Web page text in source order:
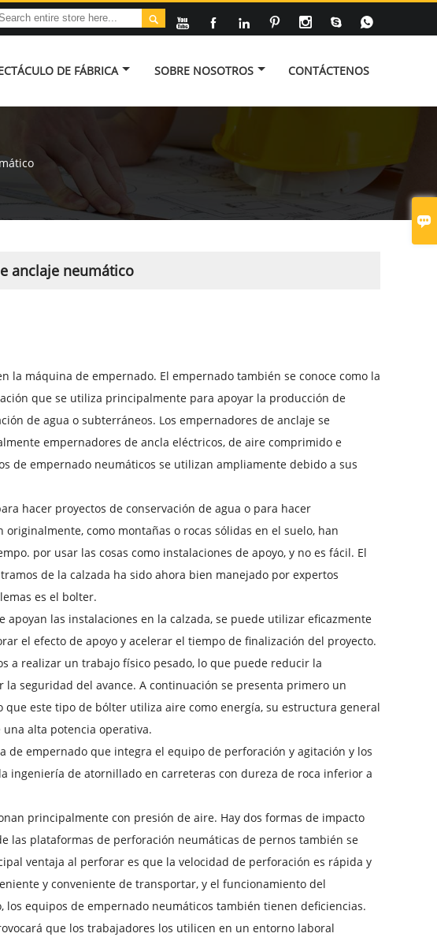

      

DE FÁBRICA SOBRE NOSOTROS CONTÁCTENOS
anclaje neumático
la máquina de empernado. El empernado también se conoce como la
que se utiliza principalmente para apoyar la producción de
de agua o subterráneos. Los empernadores de anclaje se
empernadores de ancla eléctricos, de aire comprimido e
de empernado neumáticos se utilizan ampliamente debido a sus
hacer proyectos de conservación de agua o para hacer
como montañas o rocas sólidas en el suelo, han
por usar las cosas como instalaciones de apoyo, y no es fácil. El
de la calzada ha sido ahora bien manejado por expertos
es el bolter.
las instalaciones en la calzada, se puede utilizar eficazmente
el efecto de apoyo y acelerar el tiempo de finalización del proyecto.
a realizar un trabajo físico pesado, lo que puede reducir la
seguridad del avance. A continuación se presenta primero un
este tipo de bólter utiliza aire como energía, su estructura general
alta potencia operativa.
empernado que integra el equipo de perforación y agitación y los
ingeniería de atornillado en carreteras con dureza de roca inferior a
principalmente con presión de aire. Hay dos formas de impacto
las plataformas de perforación neumáticas de pernos también se
ventaja al perforar es que la velocidad de perforación es rápida y
y conveniente de transportar, y el funcionamiento del
equipos de empernado neumáticos también tienen deficiencias.
que los trabajadores los utilicen en un entorno laboral